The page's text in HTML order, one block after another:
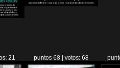
21 puntos 68 | votos: 68